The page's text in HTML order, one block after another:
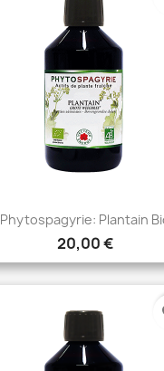
Phytospagyrie: Plantain
20,00 €